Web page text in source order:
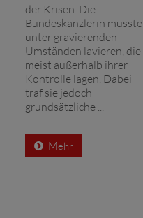
der Krisen. Die
Bundeskanzlerin musste
unter gravierenden
Umständen lavieren, die
meist außerhalb ihrer
Kontrolle lagen. Dabei
traf sie jedoch
grundsätzliche ...
Mehr